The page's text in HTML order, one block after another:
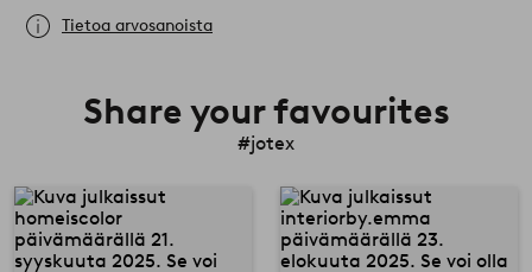
Tietoa arvosanoista
Share your favourites
#jotex